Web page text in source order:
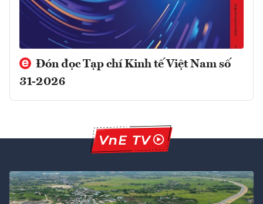
Đón đọc Tạp chí Kinh tế Việt Nam số
31-2026